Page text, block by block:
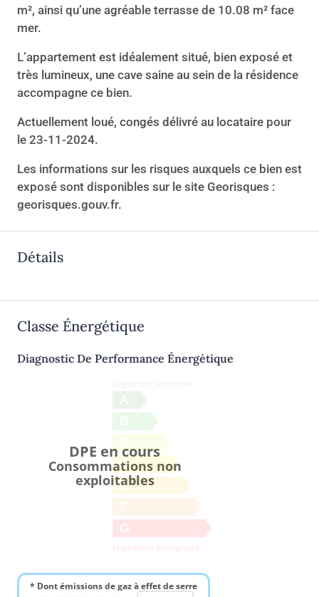
m², ainsi qu’une agréable terrasse de 10.08 m² face
mer.
L’appartement est idéalement situé, bien exposé et
très lumineux, une cave saine au sein de la résidence
accompagne ce bien.
Actuellement loué, congés délivré au locataire pour
le 23-11-2024.
Les informations sur les risques auxquels ce bien est
exposé sont disponibles sur le site Georisques :
georisques.gouv.fr.
Détails
Classe Énergétique
Diagnostic De Performance Énergétique
D
E
G
Logement énergivore
DPE en cours
Consommations non
exploitables
* Dont émissions de gaz à effet de serre